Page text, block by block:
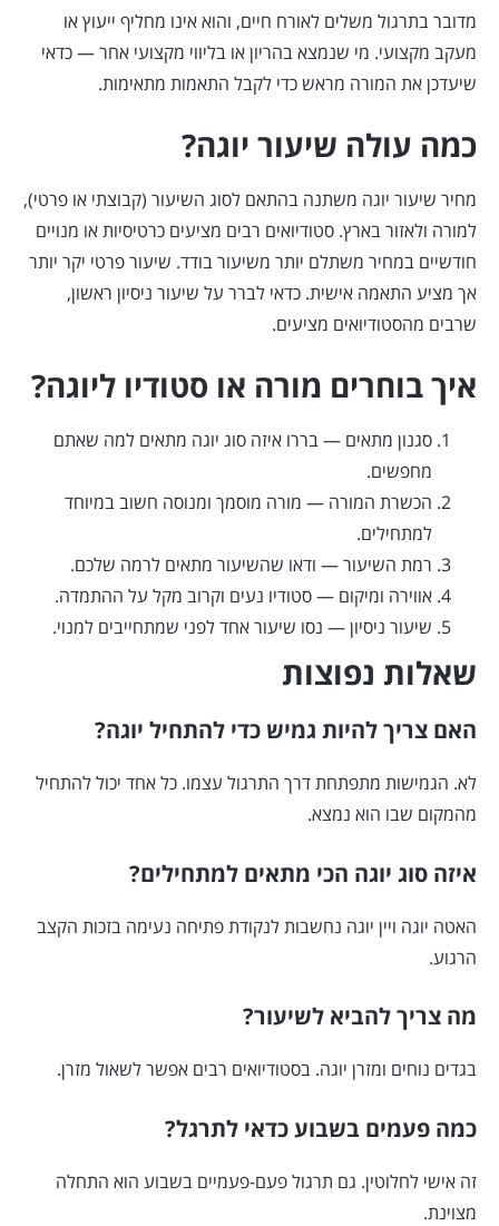
מדובר בתרגול משלים לאורח חיים, והוא אינו מחליף ייעוץ או
מעקב מקצועי. מי שנמצא בהריון או בליווי מקצועי אחר — כדאי
שיעדכן את המורה מראש כדי לקבל התאמות מתאימות.
כמה עולה שיעור יוגה?
מחיר שיעור יוגה משתנה בהתאם לסוג השיעור (קבוצתי או פרטי),
למורה ולאזור בארץ. סטודיואים רבים מציעים כרטיסיות או מנויים
חודשיים במחיר משתלם יותר משיעור בודד. שיעור פרטי יקר יותר
אך מציע התאמה אישית. כדאי לברר על שיעור ניסיון ראשון,
שרבים מהסטודיואים מציעים.
איך בוחרים מורה או סטודיו ליוגה?
סגנון מתאים — בררו איזה סוג יוגה מתאים למה שאתם
מחפשים.
הכשרת המורה — מורה מוסמך ומנוסה חשוב במיוחד
למתחילים.
רמת השיעור — ודאו שהשיעור מתאים לרמה שלכם.
אווירה ומיקום — סטודיו נעים וקרוב מקל על ההתמדה.
שיעור ניסיון — נסו שיעור אחד לפני שמתחייבים למנוי.
שאלות נפוצות
האם צריך להיות גמיש כדי להתחיל יוגה?
לא. הגמישות מתפתחת דרך התרגול עצמו. כל אחד יכול להתחיל
מהמקום שבו הוא נמצא.
איזה סוג יוגה הכי מתאים למתחילים?
האטה יוגה ויין יוגה נחשבות לנקודת פתיחה נעימה בזכות הקצב
הרגוע.
מה צריך להביא לשיעור?
בגדים נוחים ומזרן יוגה. בסטודיואים רבים אפשר לשאול מזרן.
כמה פעמים בשבוע כדאי לתרגל?
זה אישי לחלוטין. גם תרגול פעם-פעמיים בשבוע הוא התחלה
מצוינת.